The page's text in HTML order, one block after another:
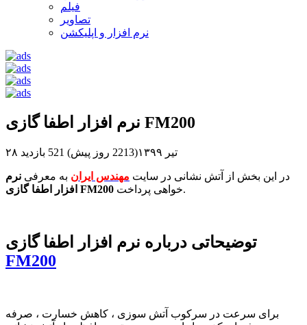
فیلم
تصاویر
نرم افزار و اپلیکشن
نرم افزار اطفا گازی FM200
۲۸ تیر ۱۳۹۹(2213 روز پیش) 521 بازدید
در این بخش از آتش نشانی در سایت مهندس ایران به معرفی نرم
افزار اطفا گازی FM200
خواهی پرداخت.
توضیحاتی درباره نرم افزار اطفا گازی
FM200
برای سرعت در سرکوب آتش سوزی ، کاهش خسارت ، صرفه